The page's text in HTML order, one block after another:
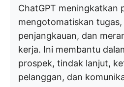
ChatGPT meningkatkan
mengotomatiskan
penjangkauan, dan
kerja. Ini membantu
prospek, tindak lanjut,
pelanggan, dan